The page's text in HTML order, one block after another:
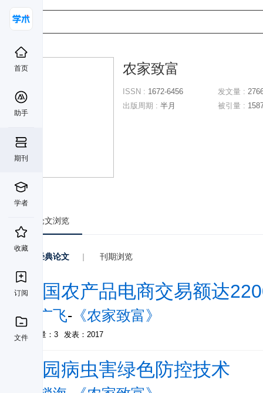
首页
助手
期刊
学者
收藏
订阅
文件
农家致富
ISSN : 1672-6456
出版周期 : 半月
发文量 :
被引量 :
论文浏览
经典论文 | 刊期浏览
我国农产品电商交易额达
赵广飞- 《农家致富》
被引量：3 发表：2017
茶园病虫害绿色防控技术